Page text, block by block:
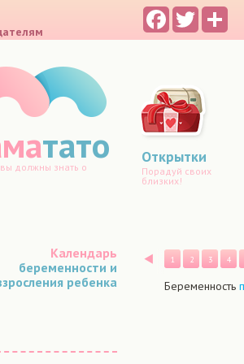
FacebookTwitter
тато
вы должны знать о
Открытки
Порадуй своих
близких!
Календарь
беременности и
ребенка
Назад
1 2 3 4
Беременность